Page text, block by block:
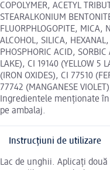
COPOLYMER, ACETYL
STEARALKONIUM
FLUORPHLOGOPITE, MICA,
ALCOHOL, SILICA,
PHOSPHORIC ACID,
LAKE), CI 19140 (YELLOW 5
(IRON OXIDES), CI 77510
77742 (MANGANESE
Ingredientele menționate
pe ambalaj.
Instrucțiuni de utilizare
Lac de unghii. Aplicați